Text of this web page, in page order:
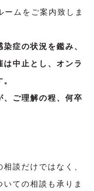
ムをご案内致しま
症の状況を鑑み、
中止とし、オンラ
、ご理解の程、何卒
談だけではなく、
ての相談も承りま